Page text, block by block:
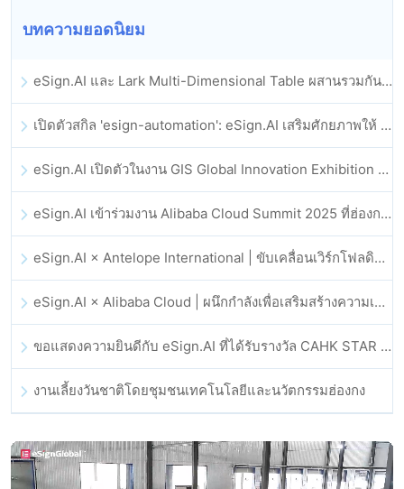
บทความยอดนิยม
eSign.AI และ Lark Multi-Dimensional Table ผสานรวมกันอย่างเป็นทางการ: การลงนามและการเก็บถาวรสัญญาอิเล็กทรอนิกส์แบบอัตโนมัติเต็มรูปแบบ
เปิดตัวสกิล 'esign-automation': eSign.AI เสริมศักยภาพให้ OpenClaw ด้วยลายเซ็นอิเล็กทรอนิกส์อัตโนมัติ
eSign.AI เปิดตัวในงาน GIS Global Innovation Exhibition 2025
eSign.AI เข้าร่วมงาน Alibaba Cloud Summit 2025 ที่ฮ่องกง เพื่อขับเคลื่อนนวัตกรรมคลาวด์ที่ขับเคลื่อนด้วย AI และความเชื่อมั่นทางดิจิทัล
eSign.AI × Antelope International | ขับเคลื่อนเวิร์กโฟลดิจิทัลที่ปลอดภัยและขับเคลื่อนด้วย AI
eSign.AI × Alibaba Cloud | ผนึกกำลังเพื่อเสริมสร้างความเชื่อมั่นดิจิทัลระดับโลกสำหรับฟินเทค
ขอแสดงความยินดีกับ eSign.AI ที่ได้รับรางวัล CAHK STAR Award 2025
งานเลี้ยงวันชาติโดยชุมชนเทคโนโลยีและนวัตกรรมฮ่องกง